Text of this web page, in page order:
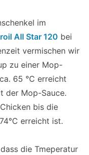
im
All Star 120 bei
vermischen wir
zu einer Mop-
65 °C erreicht
der Mop-Sauce.
bis die
erreicht ist.
die Tmeperatur